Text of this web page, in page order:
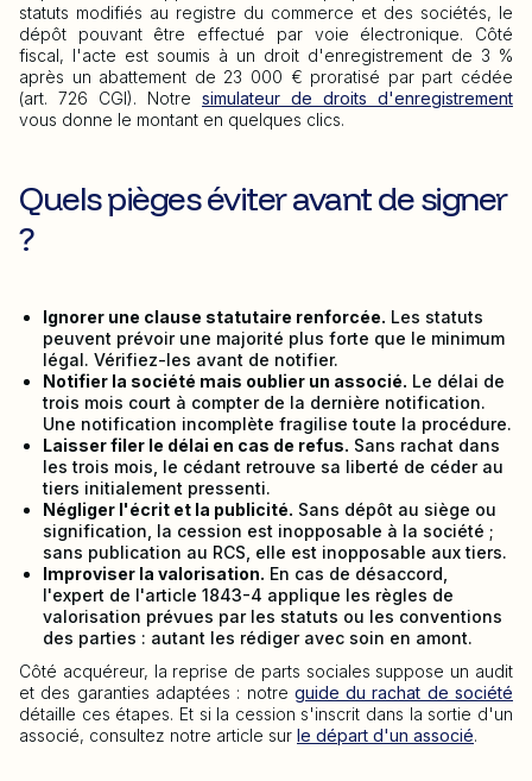
statuts modifiés au registre du commerce et des sociétés, le
dépôt pouvant être effectué par voie électronique. Côté
fiscal, l'acte est soumis à un droit d'enregistrement de 3 %
après un abattement de 23 000 € proratisé par part cédée
(art. 726 CGI). Notre simulateur de droits d'enregistrement
vous donne le montant en quelques clics.
Quels pièges éviter avant de signer
?
Ignorer une clause statutaire renforcée. Les statuts
peuvent prévoir une majorité plus forte que le minimum
légal. Vérifiez-les avant de notifier.
Notifier la société mais oublier un associé. Le délai de
trois mois court à compter de la dernière notification.
Une notification incomplète fragilise toute la procédure.
Laisser filer le délai en cas de refus. Sans rachat dans
les trois mois, le cédant retrouve sa liberté de céder au
tiers initialement pressenti.
Négliger l'écrit et la publicité. Sans dépôt au siège ou
signification, la cession est inopposable à la société ;
sans publication au RCS, elle est inopposable aux tiers.
Improviser la valorisation. En cas de désaccord,
l'expert de l'article 1843-4 applique les règles de
valorisation prévues par les statuts ou les conventions
des parties : autant les rédiger avec soin en amont.
Côté acquéreur, la reprise de parts sociales suppose un audit
et des garanties adaptées : notre guide du rachat de société
détaille ces étapes. Et si la cession s'inscrit dans la sortie d'un
associé, consultez notre article sur le départ d'un associé.